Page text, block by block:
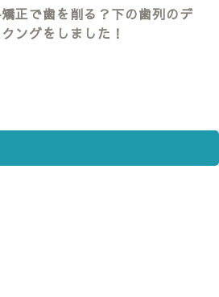
正で歯を削る？下の歯列のデ
ングをしました！